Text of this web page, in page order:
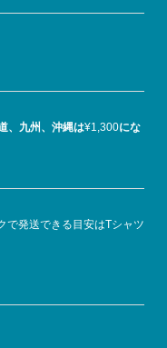
、九州、沖縄は¥1,300にな
で発送できる目安はTシャツ